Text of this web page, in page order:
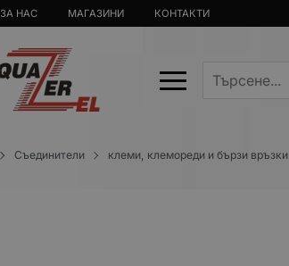
ЗА НАС МАГАЗИНИ КОНТАКТИ
Съединители клеми, клемореди и бързи връзки